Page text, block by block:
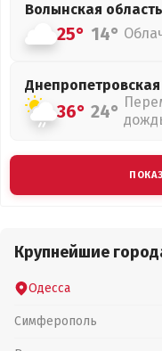
Волынская область
25° 14°
Днепропетровская
36° 24°
Крупнейшие
Одесса
Симферополь